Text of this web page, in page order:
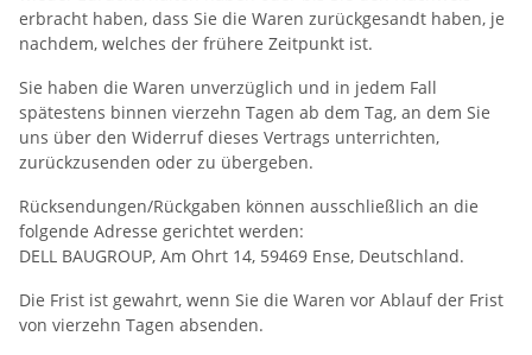
erbracht haben, dass Sie die Waren zurückgesandt haben, je
nachdem, welches der frühere Zeitpunkt ist.
Sie haben die Waren unverzüglich und in jedem Fall
spätestens binnen vierzehn Tagen ab dem Tag, an dem Sie
uns über den Widerruf dieses Vertrags unterrichten,
zurückzusenden oder zu übergeben.
Rücksendungen/Rückgaben können ausschließlich an die
folgende Adresse gerichtet werden:
DELL BAUGROUP, Am Ohrt 14, 59469 Ense, Deutschland.
Die Frist ist gewahrt, wenn Sie die Waren vor Ablauf der Frist
von vierzehn Tagen absenden.